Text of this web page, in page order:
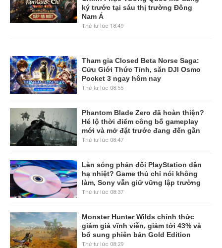
ký trước tại sáu thị trường Đông
Nam Á
Thứ tư lúc 18:49
Tham gia Closed Beta Norse Saga:
Cửu Giới Thức Tỉnh, săn DJI Osmo
Pocket 3 ngay hôm nay
Thứ tư lúc 08:55
Phantom Blade Zero đã hoàn thiện?
Hé lộ thời điểm công bố gameplay
mới và mở đặt trước đang đến gần
Thứ tư lúc 08:47
Làn sóng phản đối PlayStation dần
hạ nhiệt? Game thủ chỉ nói không
làm, Sony vẫn giữ vững lập trường
Thứ tư lúc 08:37
Monster Hunter Wilds chính thức
giảm giá vĩnh viễn, giảm tới 43% và
bổ sung phiên bản Gold Edition
Thứ tư lúc 08:29